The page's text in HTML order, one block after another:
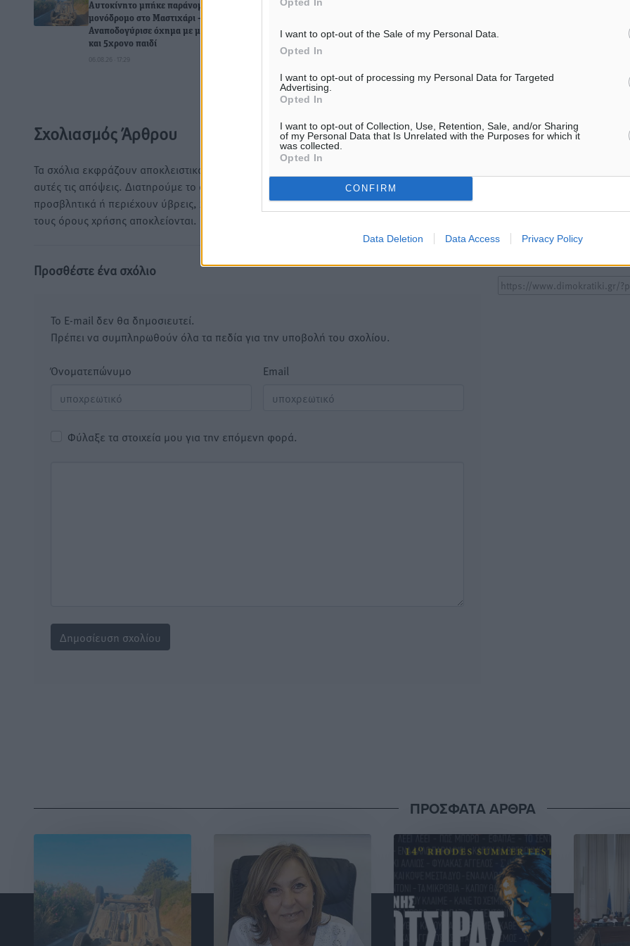
I want to opt-out of the Sale of my Personal Data.
Opted In
I want to opt-out of processing my Personal Data for Targeted
Advertising.
Opted In
I want to opt-out of Collection, Use, Retention, Sale, and/or Sharing
of my Personal Data that Is Unrelated with the Purposes for which it
was collected.
Opted In
CONFIRM
Data Deletion Data Access Privacy Policy
Αυτοκίνητο μπήκε παράνομα σε
μονόδρομο στο Μαστιχάρι –
Αναποδογύρισε όχημα με μητέρα
και 5χρονο παιδί
06.08.26 · 17:29
“Η Ευρώπη αντιμετώπιζε το
– Η συγκλονιστική μαρτυρία της
τα γεγονότα που οδήγησαν στο
06.08.26 · 17:21
Σχολιασμός Άρθρου
Τα σχόλια εκφράζουν αποκλειστικά τον εκάστοτε σχολιαστή. Η Δημοκρατική δεν υιοθετεί
αυτές τις απόψεις. Διατηρούμε το δικαίωμα να διαγράψουμε όποια σχόλια θεωρούμε
προσβλητικά ή περιέχουν ύβρεις, χωρίς καμμία προειδοποίηση. Χρήστες που δεν τηρούν
τους όρους χρήσης αποκλείονται.
Προσθέστε ένα σχόλιο
Το E-mail δεν θα δημοσιευτεί.
Πρέπει να συμπληρωθούν όλα τα πεδία για την υποβολή του σχολίου.
Όνοματεπώνυμο Email
Φύλαξε τα στοιχεία μου για την επόμενη φορά.
Υπενθύμιση:
παρακάτω παρεχόμενου
συνδέσμου παραπομπής
ΠΡΟΣΦΑΤΑ ΑΡΘΡΑ